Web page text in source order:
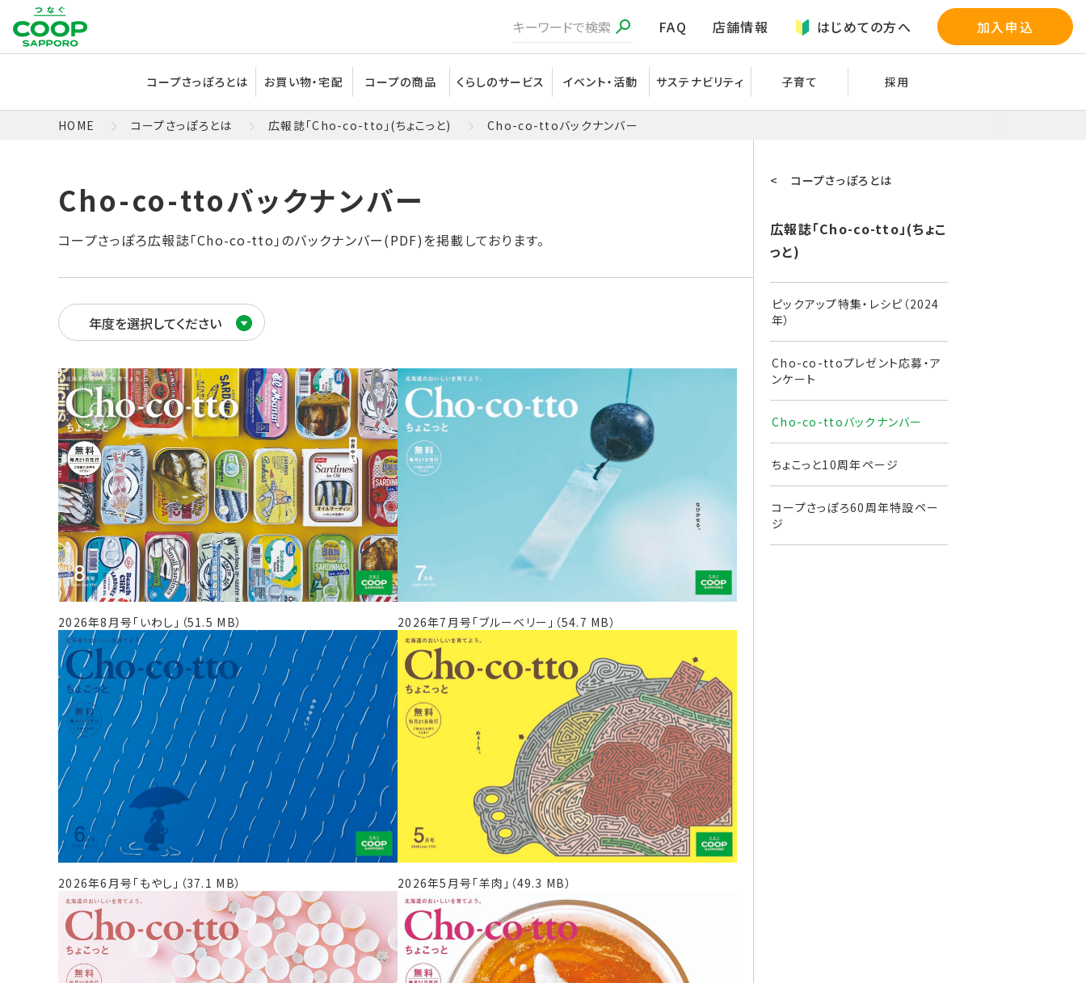
FAQ 店舗情報 はじめての方へ 加入申込
コープさっぽろとは お買い物・宅配 コープの商品 くらしのサービス イベント・活動 サステナビリティ 子育て 採用
HOME コープさっぽろとは 広報誌「Cho-co-tto」(ちょこっと) Cho-co-ttoバックナンバー
Cho-co-ttoバックナンバー
コープさっぽろ広報誌「Cho-co-tto」のバックナンバー(PDF)を掲載しております。
年度を選択してください
2026年8月号「いわし」（51.5 MB） 2026年7月号「ブルーベリー」（54.7 MB）
2026年6月号「もやし」（37.1 MB） 2026年5月号「羊肉」（49.3 MB）
< コープさっぽろとは
広報誌「Cho-co-tto」(ちょこ
っと)
ピックアップ特集・レシピ（2024
年）
Cho-co-ttoプレゼント応募・ア
ンケート
Cho-co-ttoバックナンバー
ちょこっと10周年ページ
コープさっぽろ60周年特設ペー
ジ